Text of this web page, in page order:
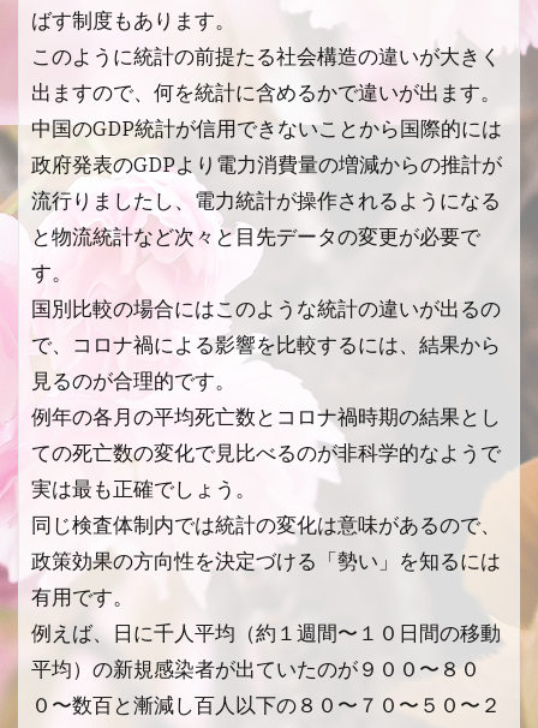
ばす制度もあります。
このように統計の前提たる社会構造の違いが大きく
出ますので、何を統計に含めるかで違いが出ます。
中国のGDP統計が信用できないことから国際的には
政府発表のGDPより電力消費量の増減からの推計が
流行りましたし、電力統計が操作されるようになる
と物流統計など次々と目先データの変更が必要で
す。
国別比較の場合にはこのような統計の違いが出るの
で、コロナ禍による影響を比較するには、結果から
見るのが合理的です。
例年の各月の平均死亡数とコロナ禍時期の結果とし
ての死亡数の変化で見比べるのが非科学的なようで
実は最も正確でしょう。
同じ検査体制内では統計の変化は意味があるので、
政策効果の方向性を決定づける「勢い」を知るには
有用です。
例えば、日に千人平均（約１週間〜１０日間の移動
平均）の新規感染者が出ていたのが９００〜８０
０〜数百と漸減し百人以下の８０〜７０〜５０〜２